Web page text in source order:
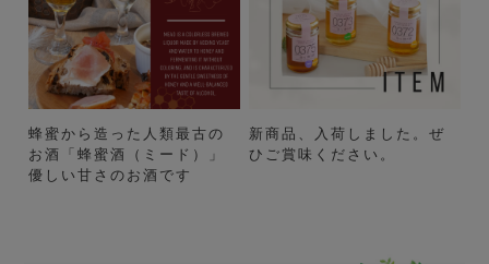
蜂蜜から造った人類最古の
お酒「蜂蜜酒（ミード）」
優しい甘さのお酒です
新商品、入荷しました。ぜ
ひご賞味ください。